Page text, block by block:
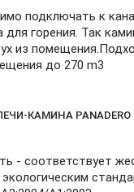
подключать к
для горения. Так
из
до 270 m3
КАМИНА PANADERO
- соответствует